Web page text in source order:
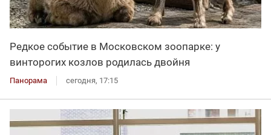
Редкое событие в Московском зоопарке: у
винторогих козлов родилась двойня
Панорама сегодня, 17:15